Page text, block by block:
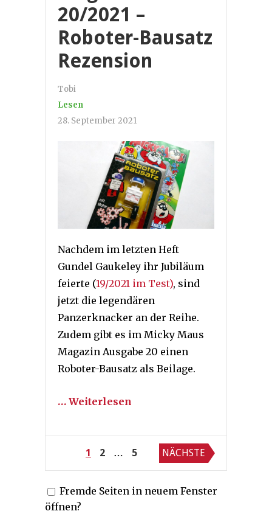
20/2021 –
Roboter-Bausatz
Rezension
Tobi
Lesen
28. September 2021
Nachdem im letzten Heft
Gundel Gaukeley ihr Jubiläum
feierte (19/2021 im Test), sind
jetzt die legendären
Panzerknacker an der Reihe.
Zudem gibt es im Micky Maus
Magazin Ausgabe 20 einen
Roboter-Bausatz als Beilage.
… Weiterlesen
Seitennummerierung
der
Beiträge
1 2 … 5 NÄCHSTE
Fremde Seiten in neuem Fenster
öffnen?